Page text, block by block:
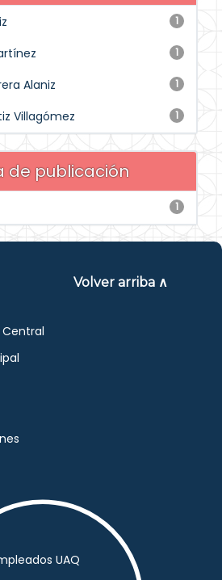
1
1
1
Alaniz
1
Villagómez
de publicación
1
Volver arriba ∧
UAQ